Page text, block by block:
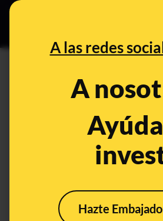
A las redes
A
Hazte
CONTEXTO